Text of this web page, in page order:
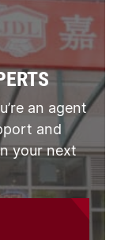
an agent
and
your next